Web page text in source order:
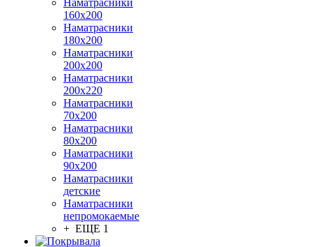
Наматрасники
160х200
Наматрасники
180х200
Наматрасники
200х200
Наматрасники
200х220
Наматрасники
70х200
Наматрасники
80х200
Наматрасники
90х200
Наматрасники
детские
Наматрасники
непромокаемые
+ ЕЩЕ 1